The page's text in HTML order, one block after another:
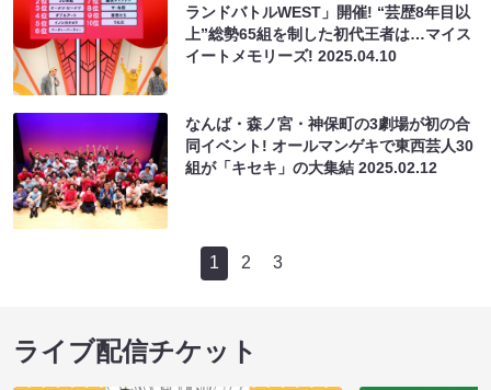
ランドバトルWEST」開催! “芸歴8年目以
上”総勢65組を制した初代王者は…マイス
イートメモリーズ!2025.04.10
なんば・森ノ宮・神保町の3劇場が初の合
同イベント! オールマンゲキで東西芸人30
組が「キセキ」の大集結2025.02.12
1 2 3
ライブ配信チケット